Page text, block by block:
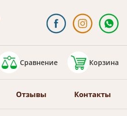
Сравнение Корзина
Отзывы Контакты